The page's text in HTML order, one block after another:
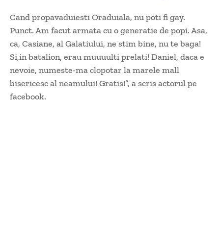
Cand propavaduiesti Oraduiala, nu poti fi gay.
Punct. Am facut armata cu o generatie de popi. Asa,
ca, Casiane, al Galatiului, ne stim bine, nu te baga!
Si,in batalion, erau muuuulti prelati! Daniel, daca e
nevoie, numeste-ma clopotar la marele mall
bisericesc al neamului! Gratis!”, a scris actorul pe
facebook.